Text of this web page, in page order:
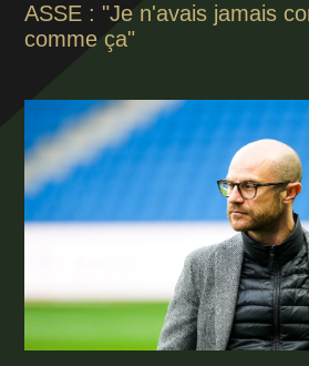
ASSE : "Je n'avais jamais
comme ça"